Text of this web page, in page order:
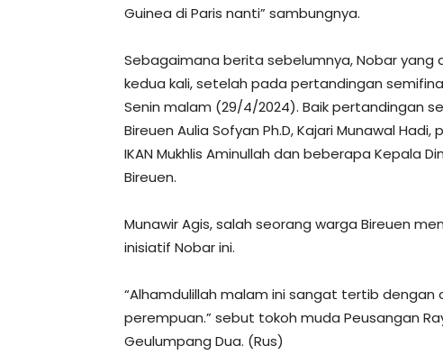
Guinea di Paris nanti” sambungnya.
Sebagaimana berita sebelumnya, Nobar yang
kedua kali, setelah pada pertandingan
Senin malam (29/4/2024). Baik pertandingan
Bireuen Aulia Sofyan Ph.D, Kajari Munawal
IKAN Mukhlis Aminullah dan beberapa Kepala
Bireuen.
Munawir Agis, salah seorang warga Bireuen
inisiatif Nobar ini.
“Alhamdulillah malam ini sangat tertib
perempuan.” sebut tokoh muda Peusangan
Geulumpang Dua. (Rus)